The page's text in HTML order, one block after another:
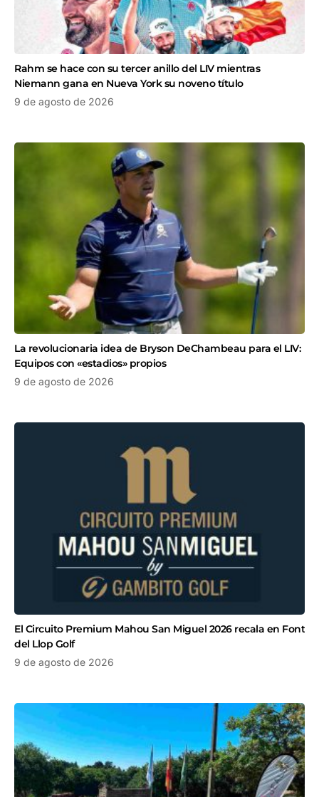
Rahm se hace con su tercer anillo del LIV mientras
Niemann gana en Nueva York su noveno título
9 de agosto de 2026
La revolucionaria idea de Bryson DeChambeau para el LIV:
Equipos con «estadios» propios
9 de agosto de 2026
El Circuito Premium Mahou San Miguel 2026 recala en Font
del Llop Golf
9 de agosto de 2026